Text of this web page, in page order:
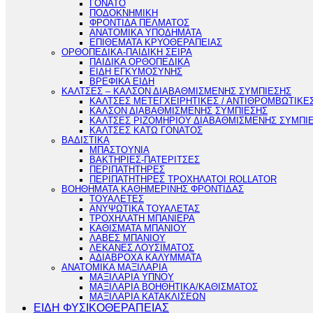
ΓΟΝΑΤΟ
ΠΟΔΟΚΝΗΜΙΚΗ
ΦΡΟΝΤΙΔΑ ΠΕΛΜΑΤΟΣ
ΑΝΑΤΟΜΙΚΑ ΥΠΟΔΗΜΑΤΑ
ΕΠΙΘΕΜΑΤΑ ΚΡΥΟΘΕΡΑΠΕΙΑΣ
ΟΡΘΟΠΕΔΙΚΑ-ΠΑΙΔΙΚΗ ΣΕΙΡΑ
ΠΑΙΔΙΚΑ ΟΡΘΟΠΕΔΙΚΑ
ΕΙΔΗ ΕΓΚΥΜΟΣΥΝΗΣ
ΒΡΕΦΙΚΑ ΕΙΔΗ
ΚΑΛΤΣΕΣ – ΚΑΛΣΟΝ ΔΙΑΒΑΘΜΙΣΜΕΝΗΣ ΣΥΜΠΙΕΣΗΣ
ΚΑΛΤΣΕΣ ΜΕΤΕΓΧΕΙΡΗΤΙΚΕΣ /
ΚΑΛΣΟΝ ΔΙΑΒΑΘΜΙΣΜΕΝΗΣ ΣΥΜΠΙΕΣΗΣ
ΚΑΛΤΣΕΣ ΡΙΖΟΜΗΡΙΟΥ ΔΙΑΒΑΘΜΙΣΜΕΝΗΣ
ΚΑΛΤΣΕΣ ΚΑΤΩ ΓΟΝΑΤΟΣ
ΒΑΔΙΣΤΙΚΑ
ΜΠΑΣΤΟΥΝΙΑ
ΒΑΚΤΗΡΙΕΣ-ΠΑΤΕΡΙΤΣΕΣ
ΠΕΡΙΠΑΤΗΤΗΡΕΣ
ΠΕΡΙΠΑΤΗΤΗΡΕΣ ΤΡΟΧΗΛΑΤΟΙ ROLLATOR
ΒΟΗΘΗΜΑΤΑ ΚΑΘΗΜΕΡΙΝΗΣ ΦΡΟΝΤΙΔΑΣ
ΤΟΥΑΛΕΤΕΣ
ΑΝΥΨΩΤΙΚΑ ΤΟΥΑΛΕΤΑΣ
ΤΡΟΧΗΛΑΤΗ ΜΠΑΝΙΕΡΑ
ΚΑΘΙΣΜΑΤΑ ΜΠΑΝΙΟΥ
ΛΑΒΕΣ ΜΠΑΝΙΟΥ
ΛΕΚΑΝΕΣ ΛΟΥΣΙΜΑΤΟΣ
ΑΔΙΑΒΡΟΧΑ ΚΑΛΥΜΜΑΤΑ
ΑΝΑΤΟΜΙΚΑ ΜΑΞΙΛΑΡΙΑ
ΜΑΞΙΛΑΡΙΑ ΥΠΝΟΥ
ΜΑΞΙΛΑΡΙΑ ΒΟΗΘΗΤΙΚΑ/ΚΑΘΙΣΜΑΤΟΣ
ΜΑΞΙΛΑΡΙΑ ΚΑΤΑΚΛΙΣΕΩΝ
ΕΙΔΗ ΦΥΣΙΚΟΘΕΡΑΠΕΙΑΣ